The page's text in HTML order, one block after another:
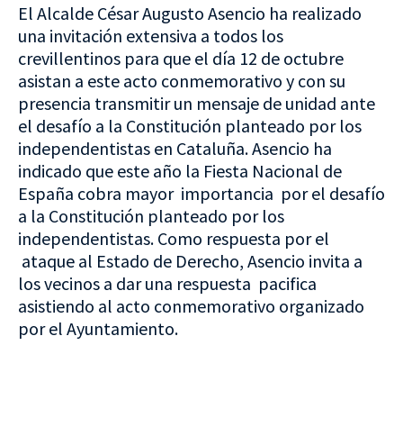
El Alcalde César Augusto Asencio ha realizado
una invitación extensiva a todos los
crevillentinos para que el día 12 de octubre
asistan a este acto conmemorativo y con su
presencia transmitir un mensaje de unidad ante
el desafío a la Constitución planteado por los
independentistas en Cataluña. Asencio ha
indicado que este año la Fiesta Nacional de
España cobra mayor importancia por el desafío
a la Constitución planteado por los
independentistas. Como respuesta por el
ataque al Estado de Derecho, Asencio invita a
los vecinos a dar una respuesta pacifica
asistiendo al acto conmemorativo organizado
por el Ayuntamiento.